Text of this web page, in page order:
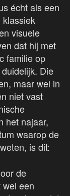
écht als een
klassiek
visuele
dat hij met
familie op
Die
maar wel in
niet vast
het najaar,
waarop de
is dit:
de
een